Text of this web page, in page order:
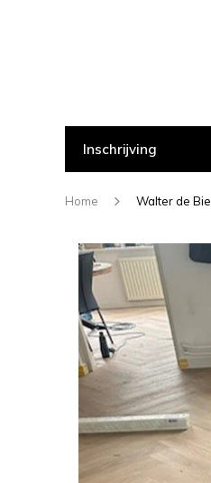
Inschrijving
Home Walter de Bie